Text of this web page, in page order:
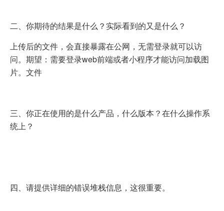
二、你期待的结果是什么？实际看到的又是什么？
上传后的文件，会直接暴露在公网，无需登录就可以访
问。期望：需要登录web前端或者小程序才能访问加载图
片。文件
三、你正在使用的是什么产品，什么版本？在什么操作系
统上？
四、请提供详细的错误堆栈信息，这很重要。